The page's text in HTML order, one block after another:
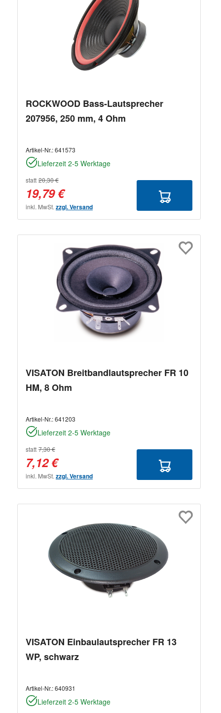
ROCKWOOD Bass-Lautsprecher
207956, 250 mm, 4 Ohm
Artikel-Nr.:641573
Lieferzeit 2-5 Werktage
statt 20,30 €
19,79 €
inkl. MwSt. zzgl. Versand
VISATON Breitbandlautsprecher FR 10
HM, 8 Ohm
Artikel-Nr.:641203
Lieferzeit 2-5 Werktage
statt 7,30 €
7,12 €
inkl. MwSt. zzgl. Versand
VISATON Einbaulautsprecher FR 13
WP, schwarz
Artikel-Nr.:640931
Lieferzeit 2-5 Werktage